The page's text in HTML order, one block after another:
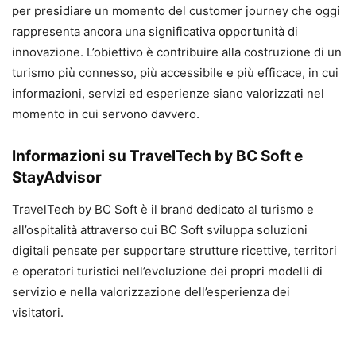
per presidiare un momento del customer journey che oggi
rappresenta ancora una significativa opportunità di
innovazione. L’obiettivo è contribuire alla costruzione di un
turismo più connesso, più accessibile e più efficace, in cui
informazioni, servizi ed esperienze siano valorizzati nel
momento in cui servono davvero.
Informazioni su TravelTech by BC Soft e
StayAdvisor
TravelTech by BC Soft è il brand dedicato al turismo e
all’ospitalità attraverso cui BC Soft sviluppa soluzioni
digitali pensate per supportare strutture ricettive, territori
e operatori turistici nell’evoluzione dei propri modelli di
servizio e nella valorizzazione dell’esperienza dei
visitatori.